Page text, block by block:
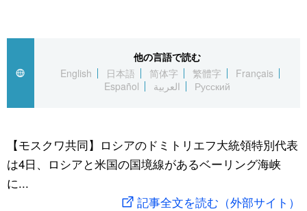
العربية
社会
文化
旅と暮らし
動画/Live
社会
文化
科学・技術
暮らし
スポーツ・東京2020
お知らせ
他の言語で読む
English
日本語 简体字 繁體字
Français
Español
العربية Русский
【モスクワ共同】ロシアのドミトリエフ大統領特別代表
は4日、ロシアと米国の国境線があるベーリング海峡
に...
記事全文を読む（外部サイト）